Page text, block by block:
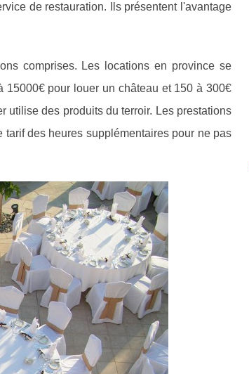
de restauration. Ils présentent l'avantage
comprises. Les locations en province se
15000€ pour louer un château et 150 à 300€
utilise des produits du terroir. Les prestations
des heures supplémentaires pour ne pas